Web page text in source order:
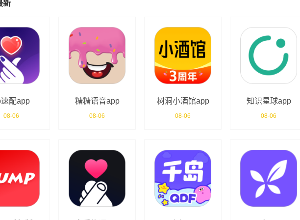
新
配app
08-06
糖糖语音app
08-06
树洞小酒馆app
08-06
知识星球app
08-06